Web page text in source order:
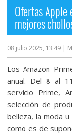
Ofertas Apple
mejores
08 julio 2025, 13:49 |
Los Amazon
anual. Del 8 al
servicio Prime,
selección de
belleza, la moda
como es de